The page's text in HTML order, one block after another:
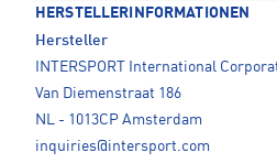
HERSTELLERINFORMATIONEN
Hersteller
INTERSPORT International
Van Diemenstraat 186
NL - 1013CP Amsterdam
inquiries@intersport.com